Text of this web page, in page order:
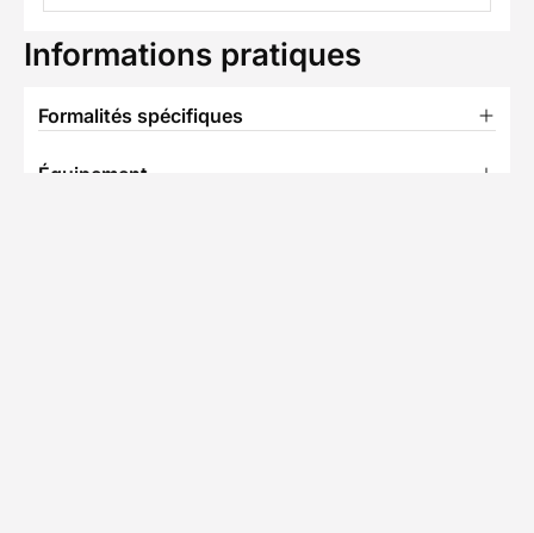
Informations pratiques
Formalités spécifiques
Équipement